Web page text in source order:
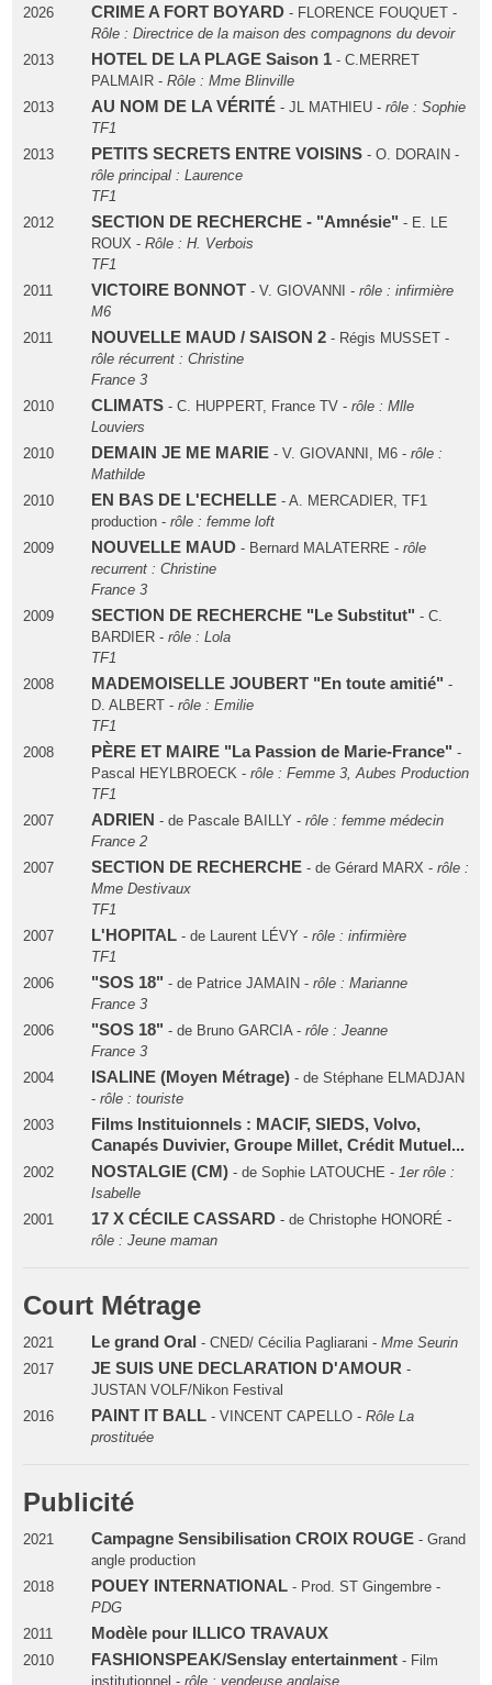
2026 CRIME A FORT BOYARD- FLORENCE FOUQUET -
Rôle : Directrice de la maison des compagnons du devoir
2013
HOTEL DE LA PLAGE Saison 1- C.MERRET
PALMAIR - Rôle : Mme Blinville
2013
AU NOM DE LA VÉRITÉ- JL MATHIEU - rôle : Sophie
TF1
2013
PETITS SECRETS ENTRE VOISINS- O. DORAIN -
rôle principal : Laurence
TF1
2012
SECTION DE RECHERCHE - "Amnésie" - E. LE
ROUX - Rôle : H. Verbois
TF1
2011
VICTOIRE BONNOT- V. GIOVANNI - rôle : infirmière
M6
2011
NOUVELLE MAUD / SAISON 2- Régis MUSSET -
rôle récurrent : Christine
France 3
2010
CLIMATS- C. HUPPERT, France TV - rôle : Mlle
Louviers
2010
DEMAIN JE ME MARIE- V. GIOVANNI, M6 - rôle :
Mathilde
2010
EN BAS DE L'ECHELLE- A. MERCADIER, TF1
production - rôle : femme loft
2009
NOUVELLE MAUD- Bernard MALATERRE - rôle
recurrent : Christine
France 3
2009
SECTION DE RECHERCHE "Le Substitut" - C.
BARDIER - rôle : Lola
TF1
2008
MADEMOISELLE JOUBERT "En toute amitié" -
D. ALBERT - rôle : Emilie
TF1
2008
PÈRE ET MAIRE "La Passion de Marie-France" -
Pascal HEYLBROECK - rôle : Femme 3, Aubes Production
TF1
2007
ADRIEN - de Pascale BAILLY - rôle : femme médecin
France 2
2007
SECTION DE RECHERCHE- de Gérard MARX - rôle :
Mme Destivaux
TF1
2007
L'HOPITAL- de Laurent LÉVY - rôle : infirmière
TF1
2006
"SOS 18" - de Patrice JAMAIN - rôle : Marianne
France 3
2006
"SOS 18" - de Bruno GARCIA - rôle : Jeanne
France 3
2004
ISALINE (Moyen Métrage)- de Stéphane ELMADJAN
- rôle : touriste
2003
Films Instituionnels : MACIF, SIEDS, Volvo,
Canapés Duvivier, Groupe Millet, Crédit Mutuel...
2002 NOSTALGIE (CM)- de Sophie LATOUCHE - 1er rôle :
Isabelle
2001
17 X CÉCILE CASSARD- de Christophe HONORÉ -
rôle : Jeune maman
Court Métrage
2021 Le grand Oral - CNED/ Cécilia Pagliarani - Mme Seurin
2017
JE SUIS UNE DECLARATION D'AMOUR -
JUSTAN VOLF/Nikon Festival
2016
PAINT IT BALL- VINCENT CAPELLO - Rôle La
prostituée
Publicité
2021 Campagne Sensibilisation CROIX ROUGE- Grand
angle production
2018
POUEY INTERNATIONAL- Prod. ST Gingembre -
PDG
2011
Modèle pour ILLICO TRAVAUX
2010 FASHIONSPEAK/Senslay entertainment- Film
institutionnel - rôle : vendeuse anglaise